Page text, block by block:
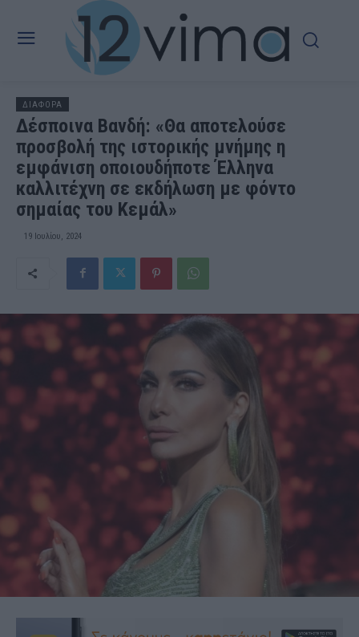
ΔΙΑΦΟΡΑ
Δέσποινα Βανδή: «Θα αποτελούσε
προσβολή της ιστορικής μνήμης η
εμφάνιση οποιουδήποτε Έλληνα
καλλιτέχνη σε εκδήλωση με φόντο
σημαίας του Κεμάλ»
19 Ιουλίου, 2024